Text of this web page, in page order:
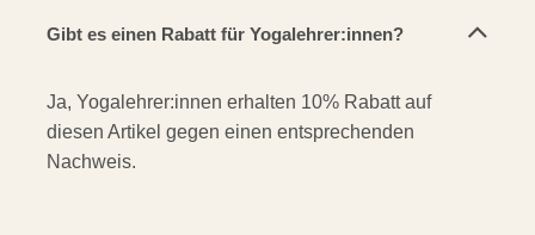
Gibt es einen Rabatt für Yogalehrer:innen?
Ja, Yogalehrer:innen erhalten 10% Rabatt auf
diesen Artikel gegen einen entsprechenden
Nachweis.